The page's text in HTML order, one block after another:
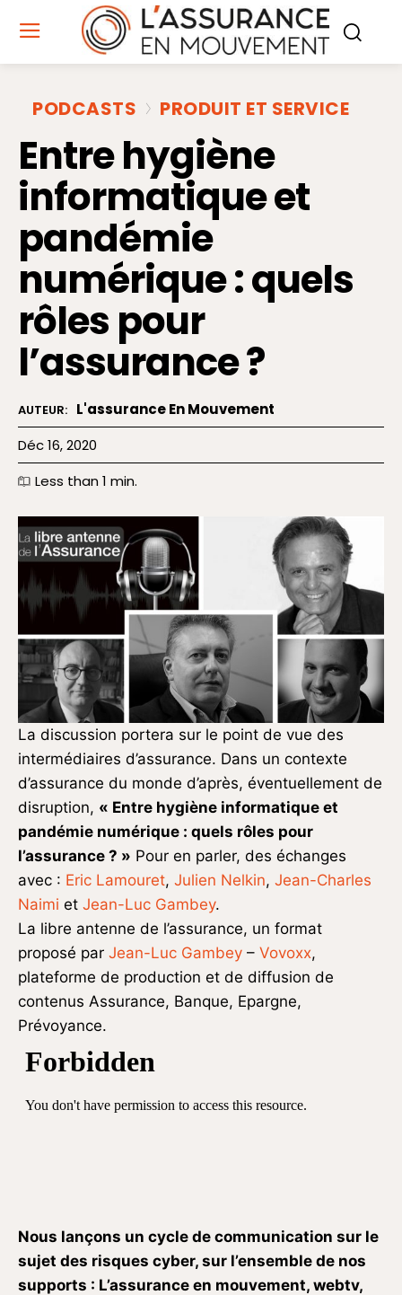
PODCASTS PRODUIT ET SERVICE
Entre hygiène
informatique et
pandémie
numérique : quels
rôles pour
l’assurance ?
AUTEUR: L'assurance En Mouvement
Déc 16, 2020
Less than 1 min.
La discussion portera sur le point de vue des
intermédiaires d’assurance. Dans un contexte
d’assurance du monde d’après, éventuellement de
disruption, « Entre hygiène informatique et
pandémie numérique : quels rôles pour
l’assurance ? » Pour en parler, des échanges
avec : Eric Lamouret, Julien Nelkin, Jean-Charles
Naimi et Jean-Luc Gambey.
La libre antenne de l’assurance, un format
proposé par Jean-Luc Gambey – Vovoxx,
plateforme de production et de diffusion de
contenus Assurance, Banque, Epargne,
Prévoyance.
Nous lançons un cycle de communication sur le
sujet des risques cyber, sur l’ensemble de nos
supports : L’assurance en mouvement, webtv,